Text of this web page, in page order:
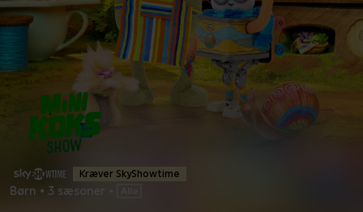
Kræver SkyShowtime
Børn • 3 sæsoner